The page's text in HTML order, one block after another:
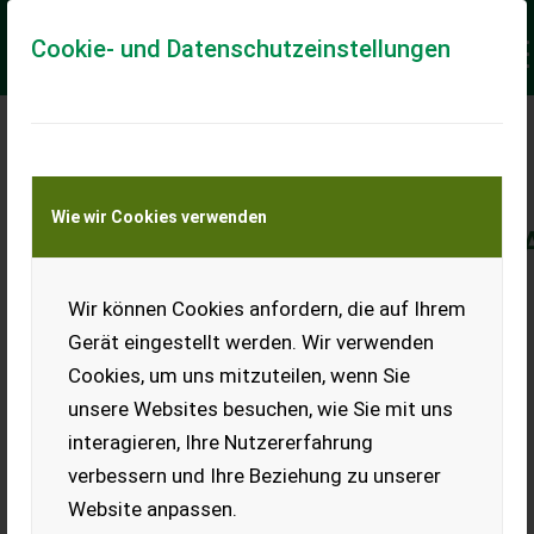
Cookie- und Datenschutzeinstellungen
Wie wir Cookies verwenden
Wir können Cookies anfordern, die auf Ihrem
Gerät eingestellt werden. Wir verwenden
Cookies, um uns mitzuteilen, wenn Sie
unsere Websites besuchen, wie Sie mit uns
interagieren, Ihre Nutzererfahrung
verbessern und Ihre Beziehung zu unserer
Website anpassen.
TRICKS UND TIPPS IN DER
ONLINE
War es vor einigen Jahren ausreichend die Maschinen
bei einem der Portale zu präsentieren, geht es heute
darum sich aus der Vielzahl der Angebote abzuheben.